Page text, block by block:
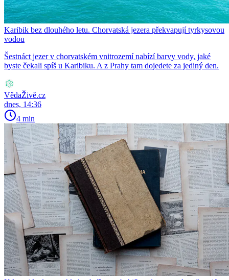
Karibik bez dlouhého letu. Chorvatská jezera překvapují tyrkysovou
vodou
Šestnáct jezer v chorvatském vnitrozemí nabízí barvy vody, jaké
byste čekali spíš u Karibiku. A z Prahy tam dojedete za jediný den.
VědaŽivě.cz
dnes, 14:36
4 min